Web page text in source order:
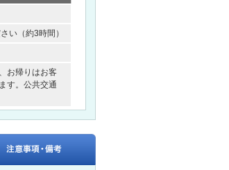
い（約3時間）
お帰りはお客
す。公共交通